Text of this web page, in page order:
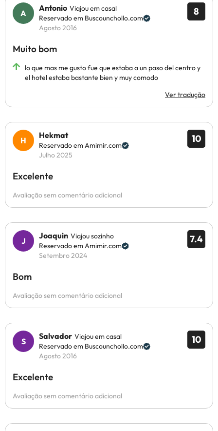
8
Antonio Viajou em casal
Reservado em Buscounchollo.com
Agosto 2016
Muito bom
lo que mas me gusto fue que estaba a un paso del centro y
el hotel estaba bastante bien y muy comodo
Ver tradução
10
Hekmat
Reservado em Amimir.com
Julho 2025
Excelente
Avaliação sem comentário adicional
7.4
Joaquin Viajou sozinho
Reservado em Amimir.com
Setembro 2024
Bom
Avaliação sem comentário adicional
10
Salvador Viajou em casal
Reservado em Buscounchollo.com
Agosto 2016
Excelente
Avaliação sem comentário adicional